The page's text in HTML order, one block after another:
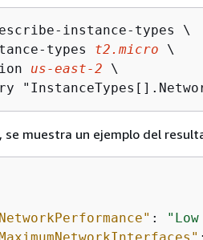
instance-types \
types
t2.micro \
us-east-2 \
se muestra un ejemplo del
: